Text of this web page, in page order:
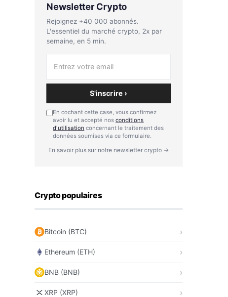
Newsletter Crypto
Rejoignez +40 000 abonnés.
L'essentiel du marché crypto, 2x par
semaine, en 5 min.
S'inscrire ›
En cochant cette case, vous confirmez
avoir lu et accepté nos conditions
d'utilisation concernant le traitement des
données soumises via ce formulaire.
En savoir plus sur notre newsletter crypto →
Crypto populaires
Bitcoin (BTC)
Ethereum (ETH)
BNB (BNB)
XRP (XRP)